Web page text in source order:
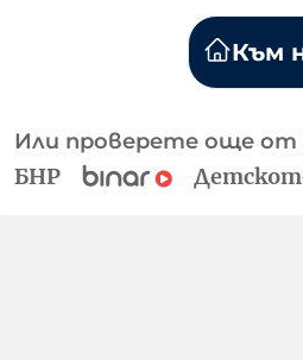
Към
Или проверете още
БНР